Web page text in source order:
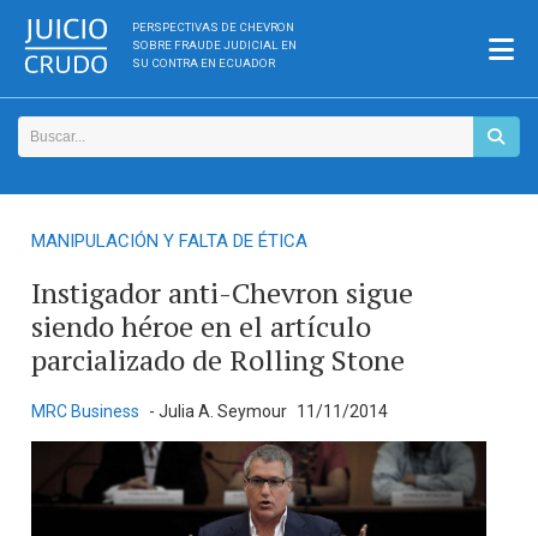
PERSPECTIVAS DE CHEVRON
SOBRE FRAUDE JUDICIAL EN
SU CONTRA EN ECUADOR
MANIPULACIÓN Y FALTA DE ÉTICA
Instigador anti-Chevron sigue
siendo héroe en el artículo
parcializado de Rolling Stone
MRC Business - Julia A. Seymour 11/11/2014